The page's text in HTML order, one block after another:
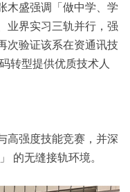
木盛强调
「做中学、学
业界实习三轨并行，强
次验证该系在资通讯技
转型提供优质技术人
高强度技能竞赛，并深
的无缝接轨环境。